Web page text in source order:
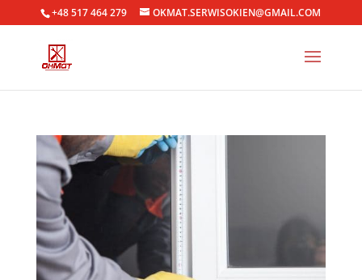
+48 517 464 279 OKMAT.SERWISOKIEN@GMAIL.COM